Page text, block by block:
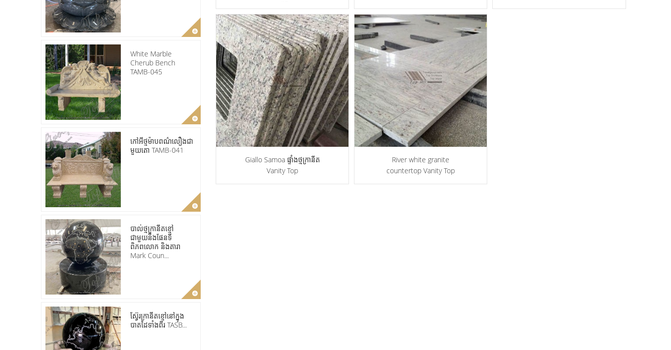
White Marble
Cherub Bench
TAMB-045
កៅអីថ្មម៉ាបពណ៌លឿងជា
មួយតោ TAMB-041
បាល់ថ្មក្រានីតខ្មៅ
ជាមួយនឹងផែនទី
ពិភពលោក និងតារា
Mark Coun...
ស្វ៊ែរក្រានីតខ្មៅនៅក្នុង
បាតដៃទាំងពីរ TASB...
Giallo Samoa ផ្ទាំងថ្មក្រានីត
Vanity Top
River white granite
countertop Vanity Top